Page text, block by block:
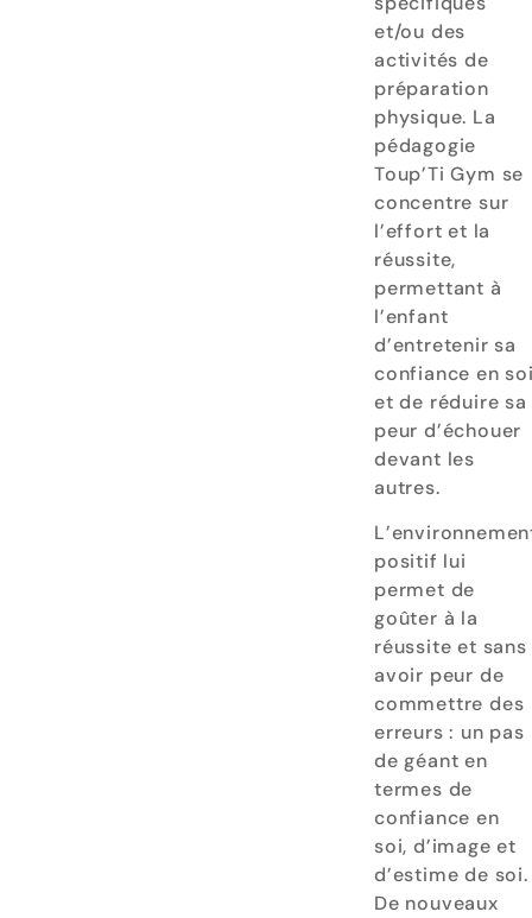
et/ou des
activités de
préparation
physique. La
pédagogie
Toup’Ti Gym se
concentre sur
l’effort et la
réussite,
permettant à
l’enfant
d’entretenir sa
confiance en
et de réduire sa
peur d’échouer
devant les
autres.
positif lui
permet de
goûter à la
réussite et sans
avoir peur de
commettre des
erreurs : un pas
de géant en
termes de
confiance en
soi, d’image et
d’estime de soi.
De nouveaux